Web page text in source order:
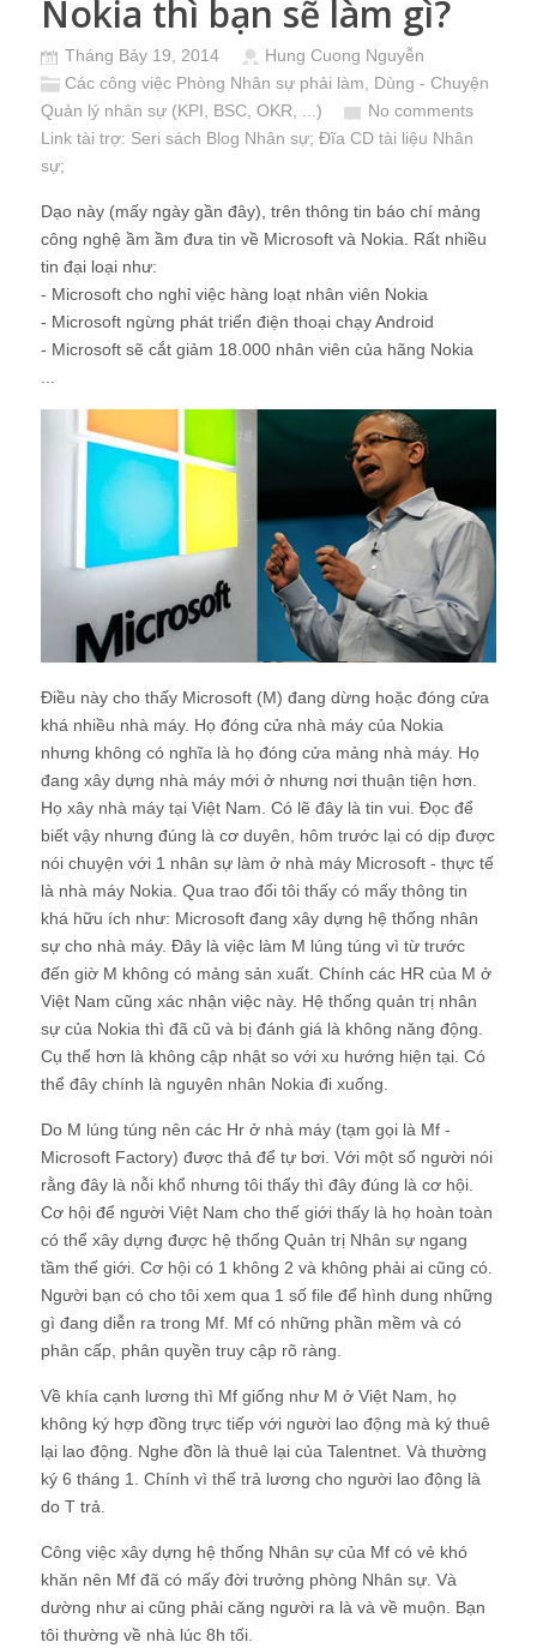
Nokia thì bạn sẽ làm gì?
Tháng Bảy 19, 2014
Hung Cuong Nguyễn
Các công việc Phòng Nhân sự phải làm
Dùng - Chuyện
Quản lý nhân sự (KPI, BSC, OKR, ...)
No comments
Link tài trợ: Seri sách Blog Nhân sự; Đĩa CD tài liệu Nhân
sự;
Dạo này (mấy ngày gần đây), trên thông tin báo chí mảng
công nghệ ầm ầm đưa tin về Microsoft và Nokia. Rất nhiều
tin đại loại như:
- Microsoft cho nghỉ việc hàng loạt nhân viên Nokia
- Microsoft ngừng phát triển điện thoại chạy Android
- Microsoft sẽ cắt giảm 18.000 nhân viên của hãng Nokia
Điều này cho thấy Microsoft (M) đang dừng hoặc đóng cửa
khá nhiều nhà máy. Họ đóng cửa nhà máy của Nokia
nhưng không có nghĩa là họ đóng cửa mảng nhà máy. Họ
đang xây dựng nhà máy mới ở nhưng nơi thuận tiện hơn.
Họ xây nhà máy tại Việt Nam. Có lẽ đây là tin vui. Đọc để
biết vậy nhưng đúng là cơ duyên, hôm trước lại có dịp được
nói chuyện với 1 nhân sự làm ở nhà máy Microsoft - thực tế
là nhà máy Nokia. Qua trao đổi tôi thấy có mấy thông tin
khá hữu ích như: Microsoft đang xây dựng hệ thống nhân
sự cho nhà máy. Đây là việc làm M lúng túng vì từ trước
đến giờ M không có mảng sản xuất. Chính các HR của M ở
Việt Nam cũng xác nhận việc này. Hệ thống quản trị nhân
sự của Nokia thì đã cũ và bị đánh giá là không năng động.
Cụ thể hơn là không cập nhật so với xu hướng hiện tại. Có
thể đây chính là nguyên nhân Nokia đi xuống.
Do M lúng túng nên các Hr ở nhà máy (tạm gọi là Mf -
Microsoft Factory) được thả để tự bơi. Với một số người nói
rằng đây là nỗi khổ nhưng tôi thấy thì đây đúng là cơ hội.
Cơ hội để người Việt Nam cho thế giới thấy là họ hoàn toàn
có thể xây dựng được hệ thống Quản trị Nhân sự ngang
tầm thế giới. Cơ hội có 1 không 2 và không phải ai cũng có.
Người bạn có cho tôi xem qua 1 số file để hình dung những
gì đang diễn ra trong Mf. Mf có những phần mềm và có
phân cấp, phân quyền truy cập rõ ràng.
Về khía cạnh lương thì Mf giống như M ở Việt Nam, họ
không ký hợp đồng trực tiếp với người lao động mà ký thuê
lại lao động. Nghe đồn là thuê lại của Talentnet. Và thường
ký 6 tháng 1. Chính vì thế trả lương cho người lao động là
do T trả.
Công việc xây dựng hệ thống Nhân sự của Mf có vẻ khó
khăn nên Mf đã có mấy đời trưởng phòng Nhân sự. Và
dường như ai cũng phải căng người ra là và về muộn. Bạn
tôi thường về nhà lúc 8h tối.